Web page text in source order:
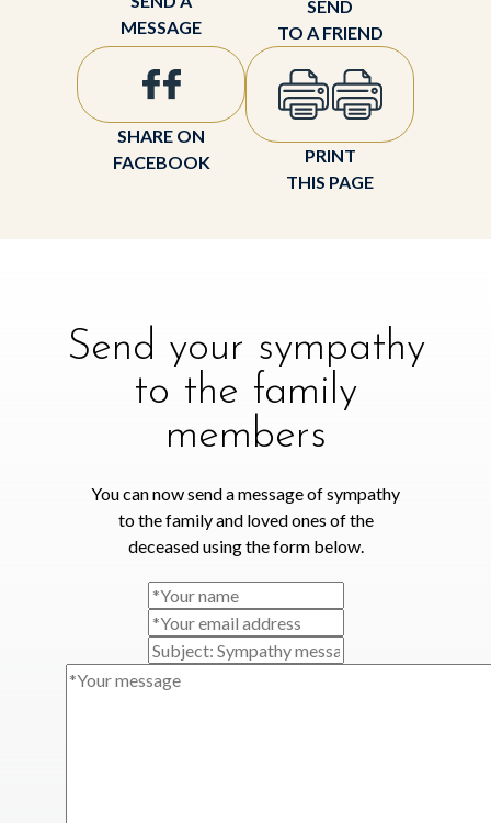
MESSAGE
SEND
TO A FRIEND
SHARE ON
FACEBOOK
PRINT
THIS PAGE
Send your sympathy
to the family
members
You can now send a message of sympathy
to the family and loved ones of the
deceased using the form below.